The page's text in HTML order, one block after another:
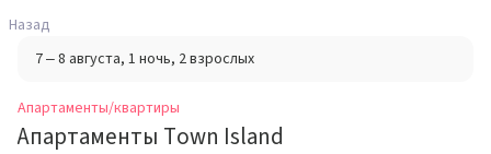
Назад
7 – 8 августа, 1 ночь, 2 взрослых
Апартаменты/квартиры
Апартаменты Town Island